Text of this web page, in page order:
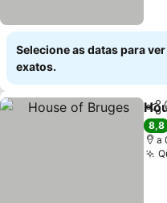
Selecione as datas para
exatos.
8,8
a